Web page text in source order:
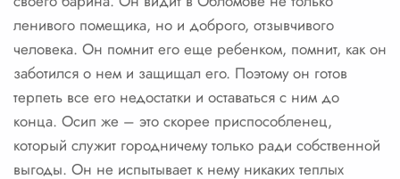
ленивого помещика, но и доброго, отзывчивого
человека. Он помнит его еще ребенком, помнит, как он
заботился о нем и защищал его. Поэтому он готов
терпеть все его недостатки и оставаться с ним до
конца. Осип же – это скорее приспособленец,
который служит городничему только ради собственной
выгоды. Он не испытывает к нему никаких теплых